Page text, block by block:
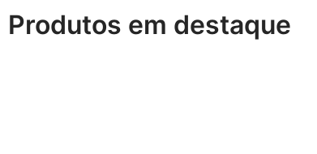
Produtos em destaque